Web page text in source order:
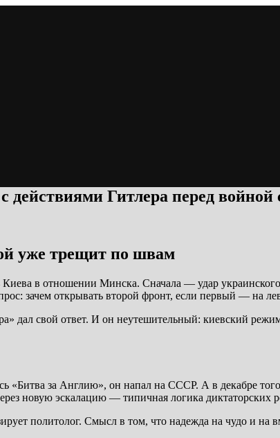
действиями Гитлера перед
уже трещит по швам
Киева в отношении Минска. Сначала — удар
зачем открывать второй фронт, если первый — на
дал свой ответ. И он неутешительный: киевский
«Битва за Англию», он напал на СССР. А в декабре
новую эскалацию — типичная логика диктаторских
политолог. Смысл в том, что надежда на чудо и на